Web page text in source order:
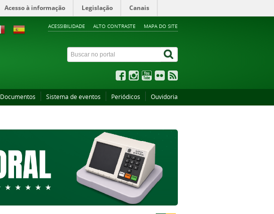
Acesso à informação Legislação Canais
ACESSIBILIDADE ALTO CONTRASTE MAPA DO SITE
Documentos Sistema de eventos Periódicos Ouvidoria